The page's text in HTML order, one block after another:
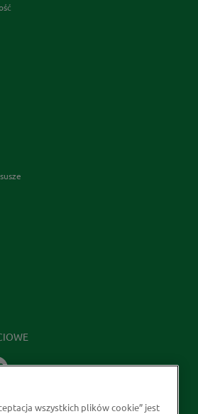
wszystkich plików cookie” jest